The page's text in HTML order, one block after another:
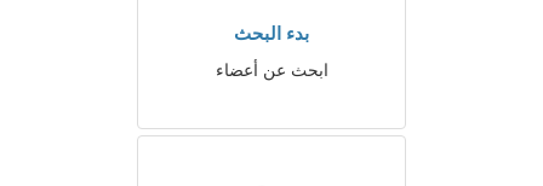
بدء البحث
ابحث عن أعضاء